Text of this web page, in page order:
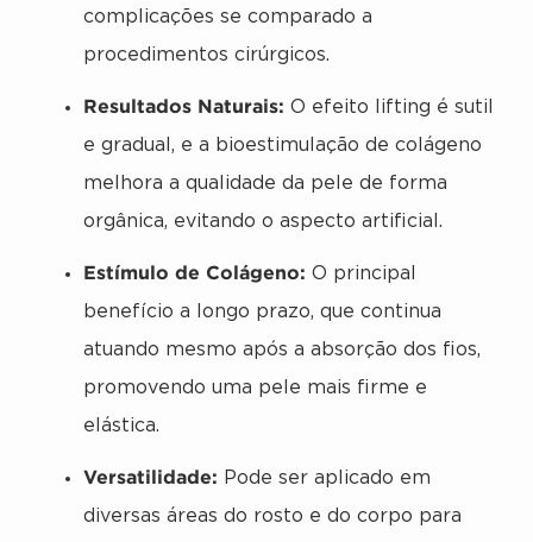
complicações se comparado a
procedimentos cirúrgicos.
Resultados Naturais: O efeito lifting é sutil
e gradual, e a bioestimulação de colágeno
melhora a qualidade da pele de forma
orgânica, evitando o aspecto artificial.
Estímulo de Colágeno: O principal
benefício a longo prazo, que continua
atuando mesmo após a absorção dos fios,
promovendo uma pele mais firme e
elástica.
Versatilidade: Pode ser aplicado em
diversas áreas do rosto e do corpo para